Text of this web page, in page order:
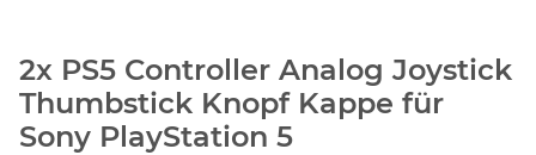
2x PS5 Controller Analog Joystick
Thumbstick Knopf Kappe für
Sony PlayStation 5